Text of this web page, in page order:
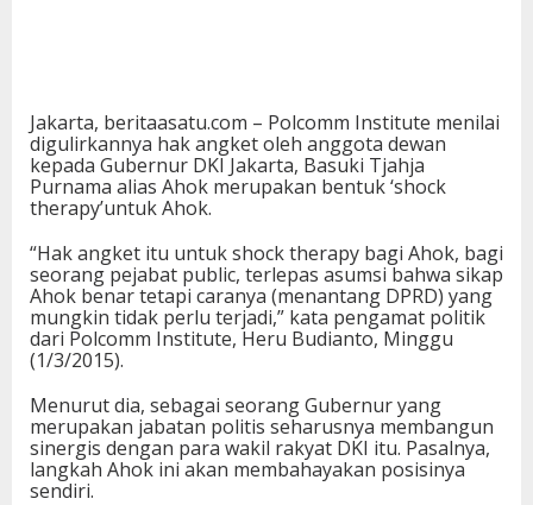
Jakarta, beritaasatu.com – Polcomm Institute menilai
digulirkannya hak angket oleh anggota dewan
kepada Gubernur DKI Jakarta, Basuki Tjahja
Purnama alias Ahok merupakan bentuk ‘shock
therapy’untuk Ahok.
“Hak angket itu untuk shock therapy bagi Ahok, bagi
seorang pejabat public, terlepas asumsi bahwa sikap
Ahok benar tetapi caranya (menantang DPRD) yang
mungkin tidak perlu terjadi,” kata pengamat politik
dari Polcomm Institute, Heru Budianto, Minggu
(1/3/2015).
Menurut dia, sebagai seorang Gubernur yang
merupakan jabatan politis seharusnya membangun
sinergis dengan para wakil rakyat DKI itu. Pasalnya,
langkah Ahok ini akan membahayakan posisinya
sendiri.